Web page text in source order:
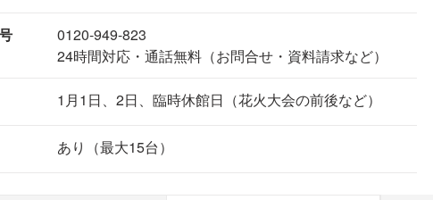
0120-949-823
24時間対応・通話無料（お問合せ・資料請求など）
1月1日、2日、臨時休館日（花火大会の前後など）
あり（最大15台）